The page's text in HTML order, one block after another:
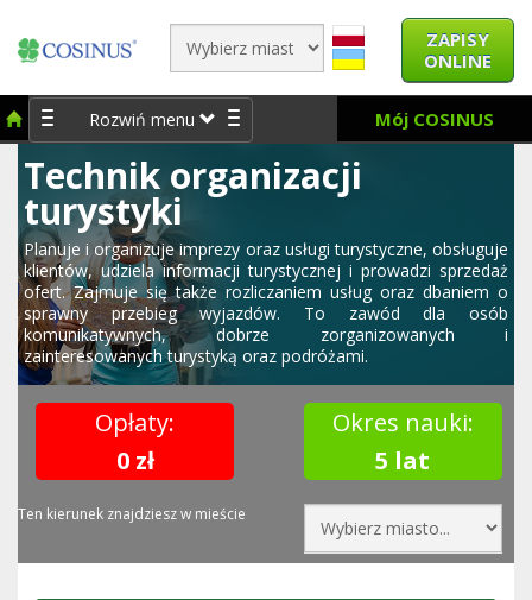
ZAPISY
ONLINE
Rozwiń menu Mój COSINUS
Technik organizacji
turystyki
Planuje i organizuje imprezy oraz usługi turystyczne, obsługuje
klientów, udziela informacji turystycznej i prowadzi sprzedaż
ofert. Zajmuje się także rozliczaniem usług oraz dbaniem o
sprawny przebieg wyjazdów. To zawód dla osób
komunikatywnych, dobrze zorganizowanych i
zainteresowanych turystyką oraz podróżami.
Opłaty:
0 zł
Okres nauki:
5 lat
Ten kierunek znajdziesz w mieście